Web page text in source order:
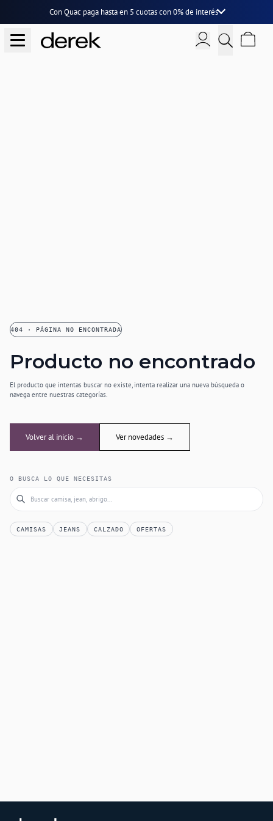
Con Quac paga hasta en 5 cuotascon0% de interés
404 · PÁGINA NO ENCONTRADA
Producto no encontrado
El producto que intentas buscar no existe, intenta realizar una nueva búsqueda o
navega entre nuestras categorías.
Volver al inicio → Ver novedades →
O BUSCA LO QUE NECESITAS
CAMISAS JEANS CALZADO OFERTAS